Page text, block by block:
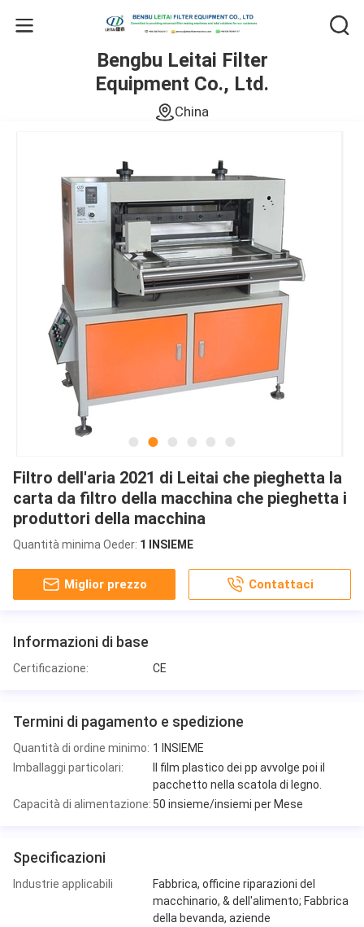
Bengbu Leitai Filter
Equipment Co., Ltd.
China
Filtro dell'aria 2021 di Leitai che pieghetta la
carta da filtro della macchina che pieghetta i
produttori della macchina
Quantità minima Oeder: 1 INSIEME
Miglior prezzo Contattaci
Informazioni di base
Certificazione: CE
Termini di pagamento e spedizione
Quantità di ordine minimo: 1 INSIEME
Imballaggi particolari:
Il film plastico dei pp avvolge poi il
pacchetto nella scatola di legno.
Capacità di alimentazione: 50 insieme/insiemi per Mese
Specificazioni
Industrie applicabili
Fabbrica, officine riparazioni del
macchinario, & dell'alimento; Fabbrica
della bevanda, aziende